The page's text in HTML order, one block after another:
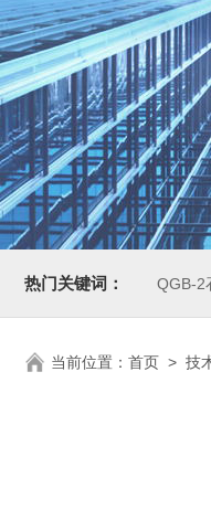
热门关键词： QGB-2
当前位置： 首页 > 技